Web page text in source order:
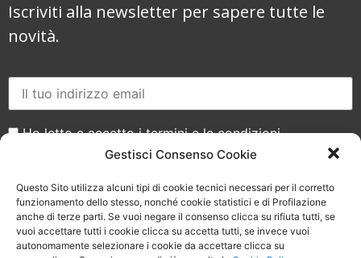
Gestisci Consenso Cookie
Questo Sito utilizza alcuni tipi di cookie tecnici necessari per il corretto
funzionamento dello stesso, nonché cookie statistici e di Profilazione
anche di terze parti. Se vuoi negare il consenso clicca su rifiuta tutti, se
vuoi accettare tutti i cookie clicca su accetta tutti, se invece vuoi
autonomamente selezionare i cookie da accettare clicca su
Iscriviti alla newsletter per sapere tutte le
novità.
Ho letto e accetto i termini e le condizioni
Seguici sui social